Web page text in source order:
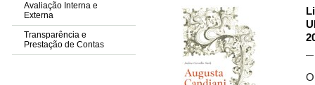
Avaliação Interna e
Externa
Transparência e
Prestação de Contas